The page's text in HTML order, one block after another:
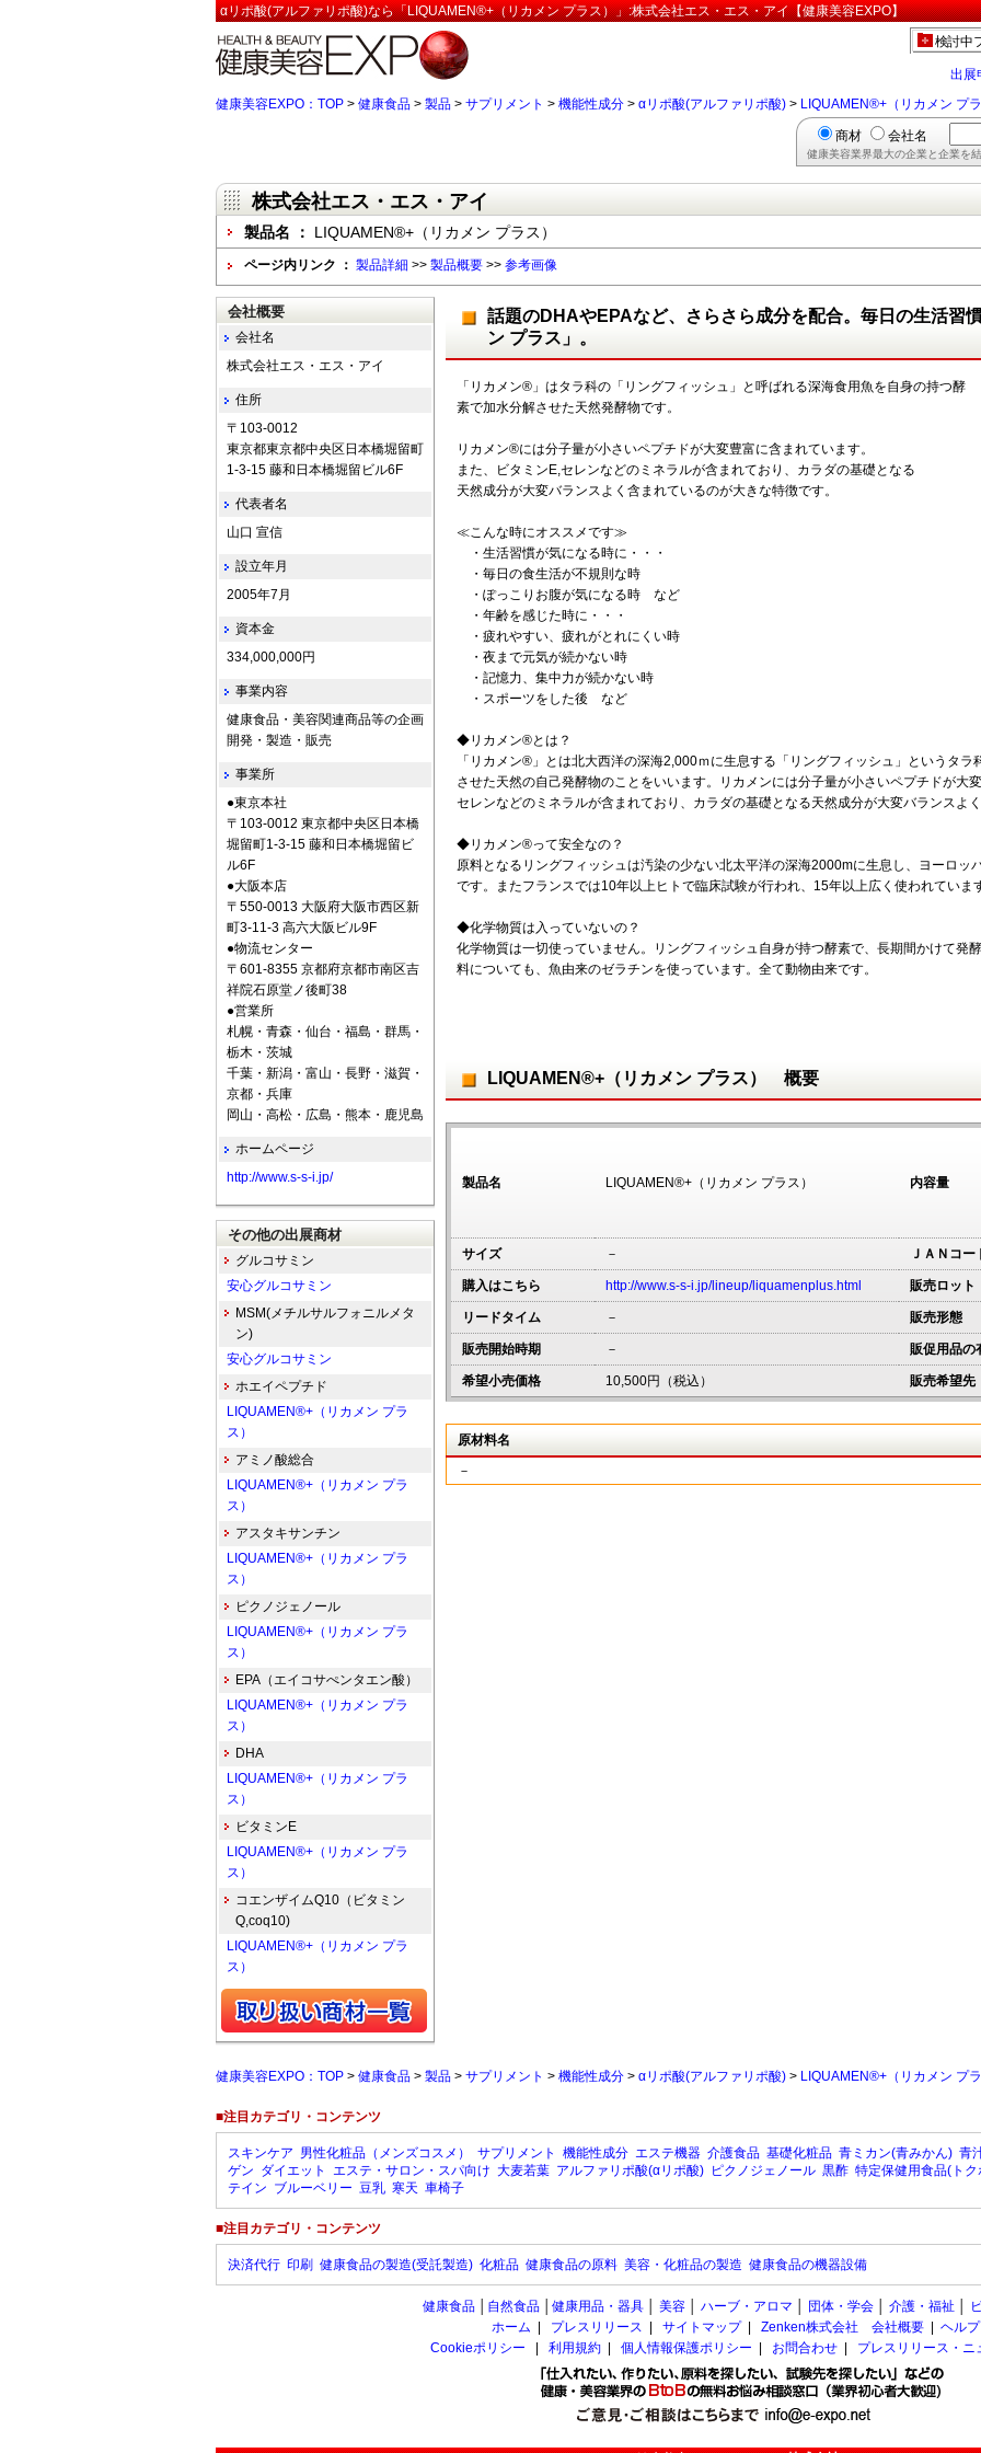
αリポ酸(アルファリポ酸)なら「LIQUAMEN®+（リカメン プラス）」:株式会社エス・エス・アイ【健康美容EXPO】
検討中
出展
健康美容EXPO：TOP > 健康食品 > 製品 > サプリメント > 機能性成分 > αリポ酸(アルファリポ酸) > LIQUAMEN®+（リカメン プラ
商材 会社名
健康美容業界最大の企業と企業を
株式会社エス・エス・アイ
製品名 ： LIQUAMEN®+（リカメン プラス）
ページ内リンク ： 製品詳細 >> 製品概要 >> 参考画像
話題のDHAやEPAなど、さらさら成分を配合。毎日の生活習
ン プラス」。
「リカメン®」はタラ科の「リングフィッシュ」と呼ばれる深海食用魚を自身の持つ酵
素で加水分解させた天然発酵物です。
リカメン®には分子量が小さいペプチドが大変豊富に含まれています。
また、ビタミンE,セレンなどのミネラルが含まれており、カラダの基礎となる
天然成分が大変バランスよく含まれているのが大きな特徴です。
≪こんな時にオススメです≫
・生活習慣が気になる時に・・・
・毎日の食生活が不規則な時
・ぽっこりお腹が気になる時 など
・年齢を感じた時に・・・
・疲れやすい、疲れがとれにくい時
・夜まで元気が続かない時
・記憶力、集中力が続かない時
・スポーツをした後 など
◆リカメン®とは？
「リカメン®」とは北大西洋の深海2,000ｍに生息する「リングフィッシュ」というタ
させた天然の自己発酵物のことをいいます。リカメンには分子量が小さいペプチドが大
セレンなどのミネラルが含まれており、カラダの基礎となる天然成分が大変バランスよ
◆リカメン®って安全なの？
原料となるリングフィッシュは汚染の少ない北太平洋の深海2000mに生息し、ヨーロッ
です。またフランスでは10年以上ヒトで臨床試験が行われ、15年以上広く使われていま
◆化学物質は入っていないの？
化学物質は一切使っていません。リングフィッシュ自身が持つ酵素で、長期間かけて発
料についても、魚由来のゼラチンを使っています。全て動物由来です。
LIQUAMEN®+（リカメン プラス） 概要
製品名 LIQUAMEN®+（リカメン プラス） 内容量
サイズ － ＪＡＮコー
購入はこちら http://www.s-s-i.jp/lineup/liquamenplus.html 販売ロット
リードタイム － 販売形態
販売開始時期 － 販促用品の
希望小売価格 10,500円（税込） 販売希望先
原材料名
－
会社概要
会社名
株式会社エス・エス・アイ
住所
〒103-0012
東京都東京都中央区日本橋堀留町
1-3-15 藤和日本橋堀留ビル6F
代表者名
山口 宣信
設立年月
2005年7月
資本金
334,000,000円
事業内容
健康食品・美容関連商品等の企画
開発・製造・販売
事業所
●東京本社
〒103-0012 東京都中央区日本橋
堀留町1-3-15 藤和日本橋堀留ビ
ル6F
●大阪本店
〒550-0013 大阪府大阪市西区新
町3-11-3 高六大阪ビル9F
●物流センター
〒601-8355 京都府京都市南区吉
祥院石原堂ノ後町38
●営業所
札幌・青森・仙台・福島・群馬・
栃木・茨城
千葉・新潟・富山・長野・滋賀・
京都・兵庫
岡山・高松・広島・熊本・鹿児島
ホームページ
http://www.s-s-i.jp/
その他の出展商材
グルコサミン
安心グルコサミン
MSM(メチルサルフォニルメタ
ン)
安心グルコサミン
ホエイペプチド
LIQUAMEN®+（リカメン プラ
ス）
アミノ酸総合
LIQUAMEN®+（リカメン プラ
ス）
アスタキサンチン
LIQUAMEN®+（リカメン プラ
ス）
ピクノジェノール
LIQUAMEN®+（リカメン プラ
ス）
EPA（エイコサぺンタエン酸）
LIQUAMEN®+（リカメン プラ
ス）
DHA
LIQUAMEN®+（リカメン プラ
ス）
ビタミンE
LIQUAMEN®+（リカメン プラ
ス）
コエンザイムQ10（ビタミン
Q,coq10)
LIQUAMEN®+（リカメン プラ
ス）
健康美容EXPO：TOP > 健康食品 > 製品 > サプリメント > 機能性成分 > αリポ酸(アルファリポ酸) > LIQUAMEN®+（リカメン プラ
■注目カテゴリ・コンテンツ
スキンケア 男性化粧品（メンズコスメ） サプリメント 機能性成分 エステ機器 介護食品 基礎化粧品 青ミカン(青みかん) 青
ゲン ダイエット エステ・サロン・スパ向け 大麦若葉 アルファリポ酸(αリポ酸) ピクノジェノール 黒酢 特定保健用食品(トク
テイン ブルーベリー 豆乳 寒天 車椅子
■注目カテゴリ・コンテンツ
決済代行 印刷 健康食品の製造(受託製造) 化粧品 健康食品の原料 美容・化粧品の製造 健康食品の機器設備
健康食品 自然食品 健康用品・器具 美容 ハーブ・アロマ 団体・学会 介護・福祉
ホーム
プレスリリース サイトマップ| Zenken株式会社 会社概要
ヘルプ
Cookieポリシー
利用規約 個人情報保護ポリシー お問合わせ プレスリリース・ニ